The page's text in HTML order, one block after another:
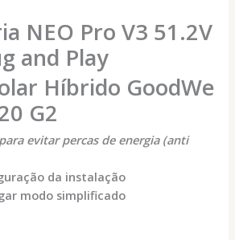
NEO Pro V3 51.2V
and Play
Híbrido GoodWe
G2
evitar percas de energia (anti
da instalação
modo simplificado